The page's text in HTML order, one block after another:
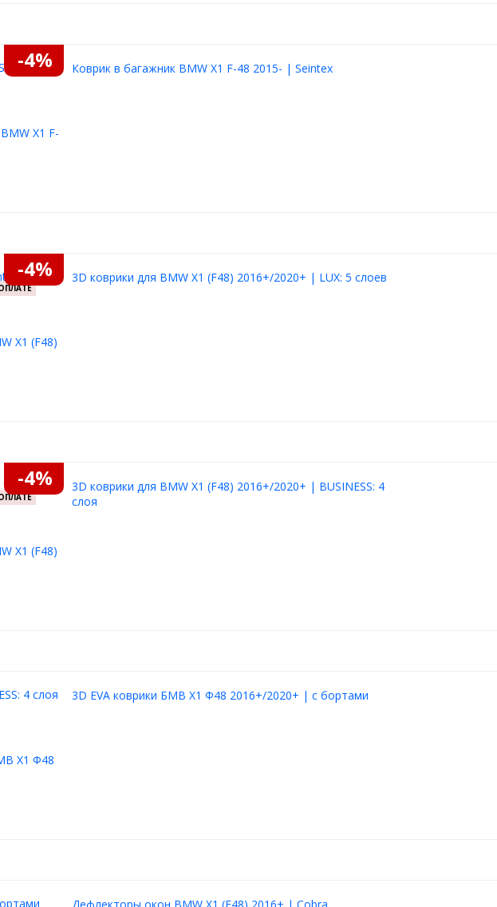
-4% Коврик в багажник BMW X1 F-48 2015- | Seintex
-4% 3D коврики для BMW X1 (F48) 2016+/2020+ | LUX: 5 слоев
-4%
3D коврики для BMW X1 (F48) 2016+/2020+ | BUSINESS: 4
слоя
3D EVA коврики БМВ Х1 Ф48 2016+/2020+ | с бортами
Дефлекторы окон BMW X1 (F48) 2016+ | Cobra